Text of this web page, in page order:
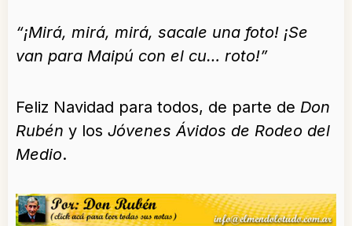
“¡Mirá, mirá, mirá, sacale una foto! ¡Se
van para Maipú con el cu… roto!”
Feliz Navidad para todos, de parte de Don
Rubén y los Jóvenes Ávidos de Rodeo del
Medio.